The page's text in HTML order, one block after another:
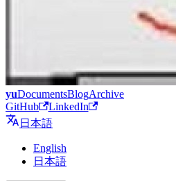
yuDocumentsBlogArchive
GitHub
LinkedIn
日本語
English
日本語